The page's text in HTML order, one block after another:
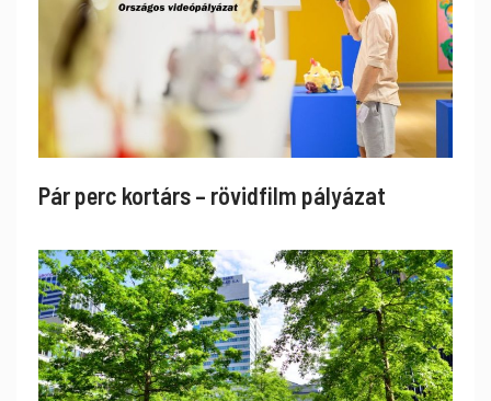
Pár perc kortárs – rövidfilm pályázat